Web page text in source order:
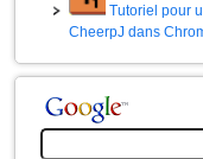
Tutoriel pour
CheerpJ dans